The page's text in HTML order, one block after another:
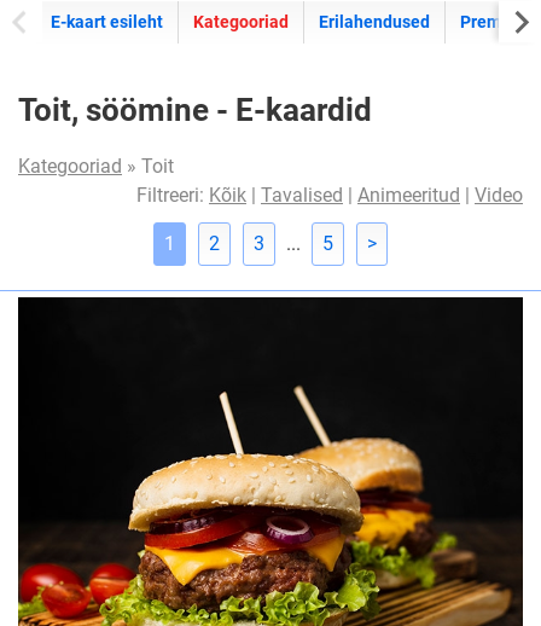
E-kaart esileht E-kaartide
Kategooriad Erilahendused Premium
Toit, söömine - E-kaardid
Kategooriad » Toit
Filtreeri: Kõik | Tavalised | Animeeritud | Video
1 2 3 ... 5 >